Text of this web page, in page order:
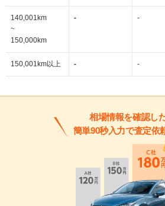
140,001km
~
150,000km
- -
150,001km以上 - -
相場情報を確認し
簡単90秒入力で査定依